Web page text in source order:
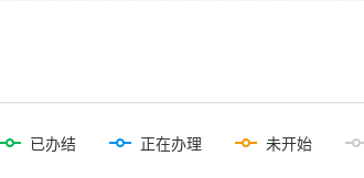
已办结 正在办理 未开始